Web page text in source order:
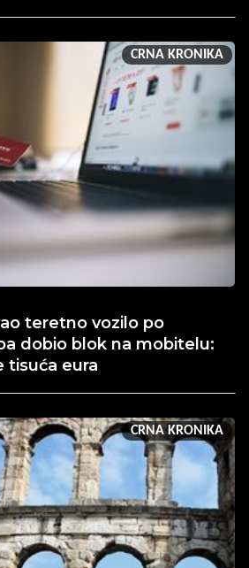
CRNA KRONIKA
teretno vozilo po
dobio blok na mobitelu:
tisuća eura
CRNA KRONIKA